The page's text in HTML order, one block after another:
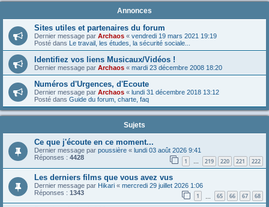
Annonces
Sites utiles et partenaires du forum
Dernier message par Archaos « vendredi 19 mars 2021 19:19
Posté dans Le travail, les études, la sécurité sociale...
Identifiez vos liens Musicaux/Vidéos !
Dernier message par Archaos « mardi 23 décembre 2008 18:20
Numéros d'Urgences, d'Ecoute
Dernier message par Archaos « lundi 31 décembre 2018 13:12
Posté dans Guide du forum, charte, faq
Sujets
Ce que j'écoute en ce moment...
Dernier message par poussière « lundi 03 août 2026 9:41
Réponses : 4428 1 … 219 220 221 222
Les derniers films que vous avez vus
Dernier message par Hikari « mercredi 29 juillet 2026 1:06
Réponses : 1343 1 65 66 67 68